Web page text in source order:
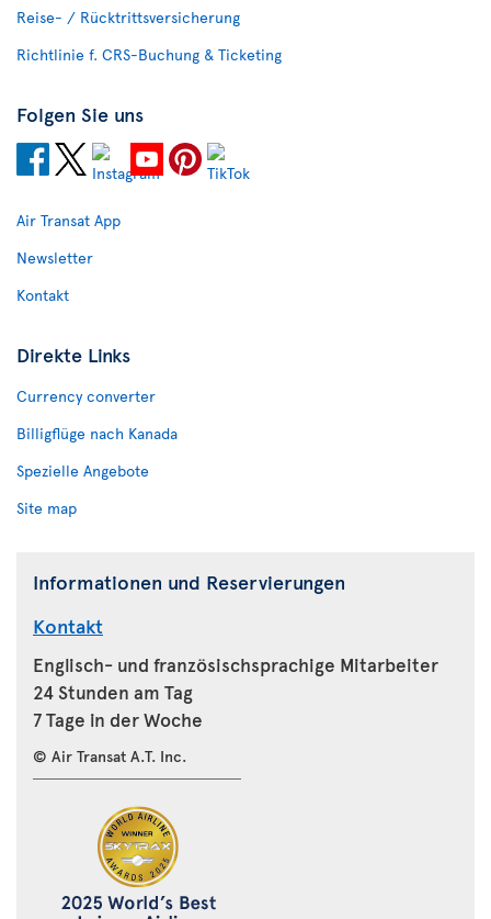
Reise- / Rücktrittsversicherung
Richtlinie f. CRS-Buchung & Ticketing
Folgen Sie uns
Air Transat App
Newsletter
Kontakt
Direkte Links
Currency converter
Billigflüge nach Kanada
Spezielle Angebote
Site map
Informationen und Reservierungen
Kontakt
Englisch- und französischsprachige Mitarbeiter
24 Stunden am Tag
7 Tage in der Woche
© Air Transat A.T. Inc.